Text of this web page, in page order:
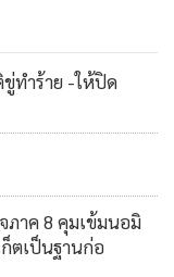
ทำร้าย -ให้ปิด
ภาค 8 คุมเข้มนอมิ
ตเป็นฐานก่อ